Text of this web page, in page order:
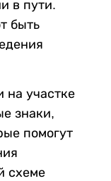
в пути.
быть
на участке
знаки,
помогут
схеме